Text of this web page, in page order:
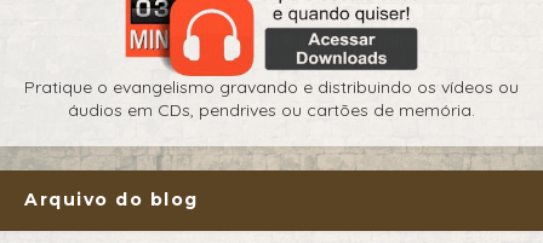
Pratique o evangelismo gravando e distribuindo os vídeos ou
áudios em CDs, pendrives ou cartões de memória.
Arquivo do blog